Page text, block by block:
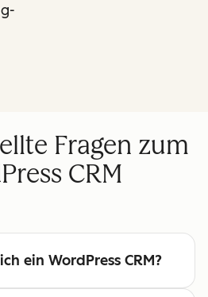
Fragen zum
CRM
ein WordPress CRM?